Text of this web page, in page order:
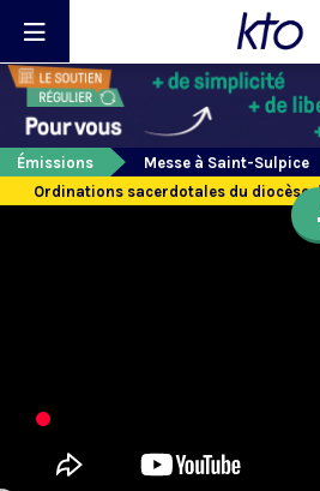
Émissions
Messe à Saint-Sulpice
Ordinations sacerdotales du diocèse